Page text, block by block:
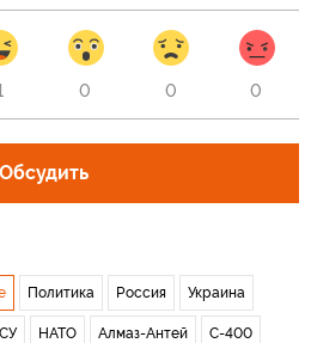
0 0 0
Обсудить
Политика Россия Украина
НАТО Алмаз-Антей С-400